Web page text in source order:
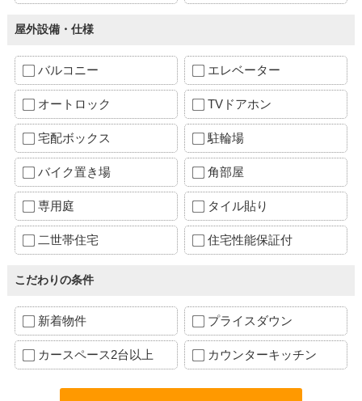
屋外設備・仕様
バルコニー エレベーター
オートロック TVドアホン
宅配ボックス 駐輪場
バイク置き場 角部屋
専用庭 タイル貼り
二世帯住宅 住宅性能保証付
こだわりの条件
新着物件 プライスダウン
カースペース2台以上 カウンターキッチン